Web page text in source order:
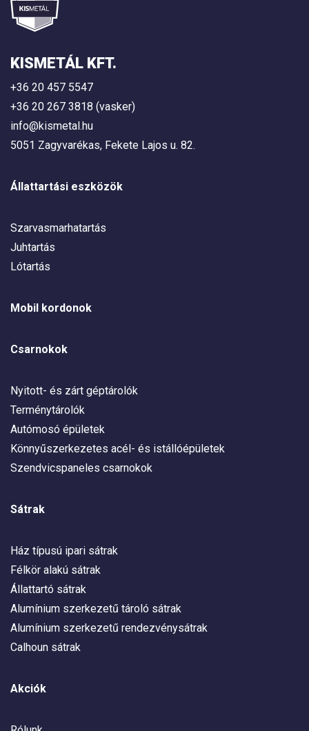
KISMETÁL KFT.
+36 20 457 5547
+36 20 267 3818 (vasker)
info@kismetal.hu
5051 Zagyvarékas, Fekete Lajos u. 82.
Állattartási eszközök
Szarvasmarhatartás
Juhtartás
Lótartás
Mobil kordonok
Csarnokok
Nyitott- és zárt géptárolók
Terménytárolók
Autómosó épületek
Könnyűszerkezetes acél- és istállóépületek
Szendvicspaneles csarnokok
Sátrak
Ház típusú ipari sátrak
Félkör alakú sátrak
Állattartó sátrak
Alumínium szerkezetű tároló sátrak
Alumínium szerkezetű rendezvénysátrak
Calhoun sátrak
Akciók